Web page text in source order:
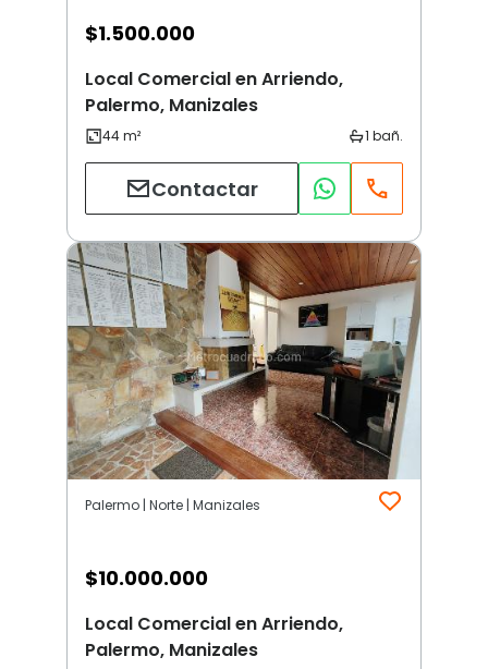
$1.500.000
Local Comercial en Arriendo,
Palermo, Manizales
Contactar
Palermo | Norte | Manizales
$10.000.000
Local Comercial en Arriendo,
Palermo, Manizales